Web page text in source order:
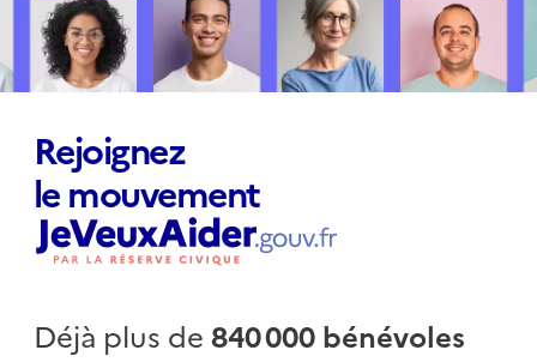
Rejoignez
le mouvement
Déjà plus de840 000 bénévoles